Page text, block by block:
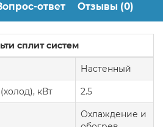
ответ Отзывы (0)
сплит систем
Настенный
кВт 2.5
Охлаждение и